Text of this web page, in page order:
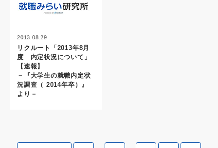
2013.08.29
リクルート「2013年8月
度 内定状況について」
【速報】
－『大学生の就職内定状
況調査（ 2014年卒）』
より－